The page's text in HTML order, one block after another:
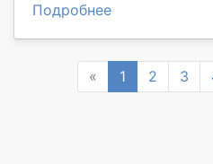
Подробнее
« Previous
1 2 3